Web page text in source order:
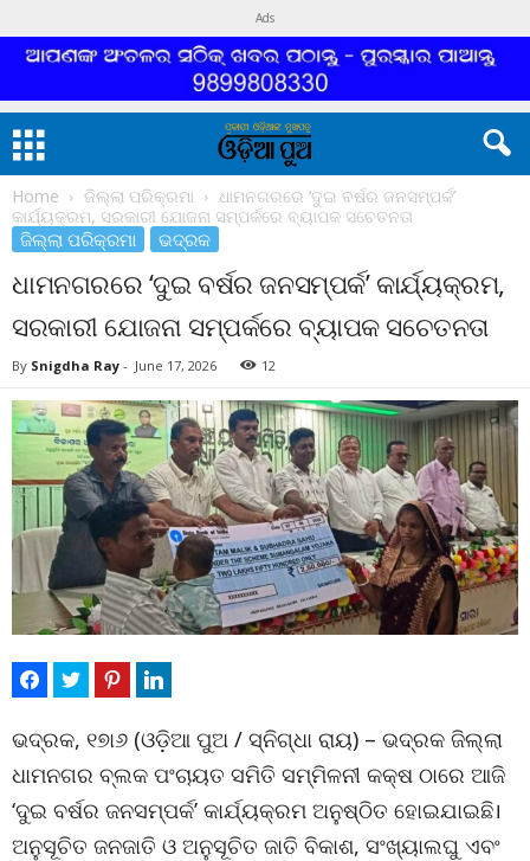
Ads
Home ଜିଲ୍ଲା ପରିକ୍ରମା
ଧାମନଗରରେ ‘ଦୁଇ ବର୍ଷର ଜନସମ୍ପର୍କ’
କାର୍ଯ୍ୟକ୍ରମ, ସରକାରୀ ଯୋଜନା ସମ୍ପର୍କରେ ବ୍ୟାପକ ସଚେତନତା
ଜିଲ୍ଲା ପରିକ୍ରମା ଭଦ୍ରକ
ଧାମନଗରରେ ‘ଦୁଇ ବର୍ଷର ଜନସମ୍ପର୍କ’ କାର୍ଯ୍ୟକ୍ରମ,
ସରକାରୀ ଯୋଜନା ସମ୍ପର୍କରେ ବ୍ୟାପକ ସଚେତନତା
By Snigdha Ray - June 17, 2026 12
ଭଦ୍ରକ, ୧୭ା୬ (ଓଡ଼ିଆ ପୁଅ / ସ୍ନିଗ୍ଧା ରାୟ) – ଭଦ୍ରକ ଜିଲ୍ଲା
ଧାମନଗର ବ୍ଲକ ପଂଚାୟତ ସମିତି ସମ୍ମିଳନୀ କକ୍ଷ ଠାରେ ଆଜି
‘ଦୁଇ ବର୍ଷର ଜନସମ୍ପର୍କ’ କାର୍ଯ୍ୟକ୍ରମ ଅନୁଷ୍ଠିତ ହୋଇଯାଇଛି।
ଅନୁସୂଚିତ ଜନଜାତି ଓ ଅନୁସୂଚିତ ଜାତି ବିକାଶ, ସଂଖ୍ୟାଲଘୁ ଏବଂ